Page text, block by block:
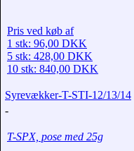
Pris ved køb af
1 stk: 96,00 DKK
5 stk: 428,00 DKK
10 stk: 840,00 DKK
Syrevækker-T-STI-12/13/14
-
T-SPX, pose med 25g